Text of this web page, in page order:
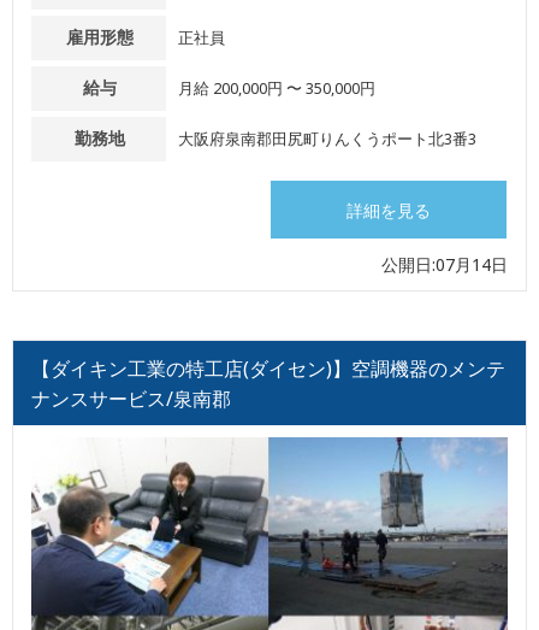
雇用形態 正社員
給与 月給 200,000円 〜 350,000円
勤務地 大阪府泉南郡田尻町りんくうポート北3番3
詳細を見る
公開日:07月14日
【ダイキン工業の特工店(ダイセン)】空調機器のメンテ
ナンスサービス/泉南郡